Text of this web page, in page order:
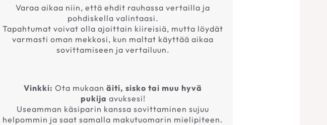
Varaa aikaa niin, että ehdit rauhassa vertailla ja
pohdiskella valintaasi.
Tapahtumat voivat olla ajoittain kiireisiä, mutta löydät
varmasti oman mekkosi, kun maltat käyttää aikaa
sovittamiseen ja vertailuun.
Vinkki: Ota mukaanäiti, sisko tai muu hyvä
pukija avuksesi!
Useamman käsiparin kanssa sovittaminen sujuu
helpommin ja saat samalla makutuomarin mielipiteen.